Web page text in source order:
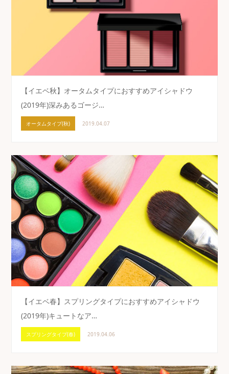
【イエベ秋】オータムタイプにおすすめアイシャドウ
(2019年)深みあるゴージ…
オータムタイプ(秋) 2019.04.07
【イエベ春】スプリングタイプにおすすめアイシャドウ
(2019年)キュートなア…
スプリングタイプ(春) 2019.04.06